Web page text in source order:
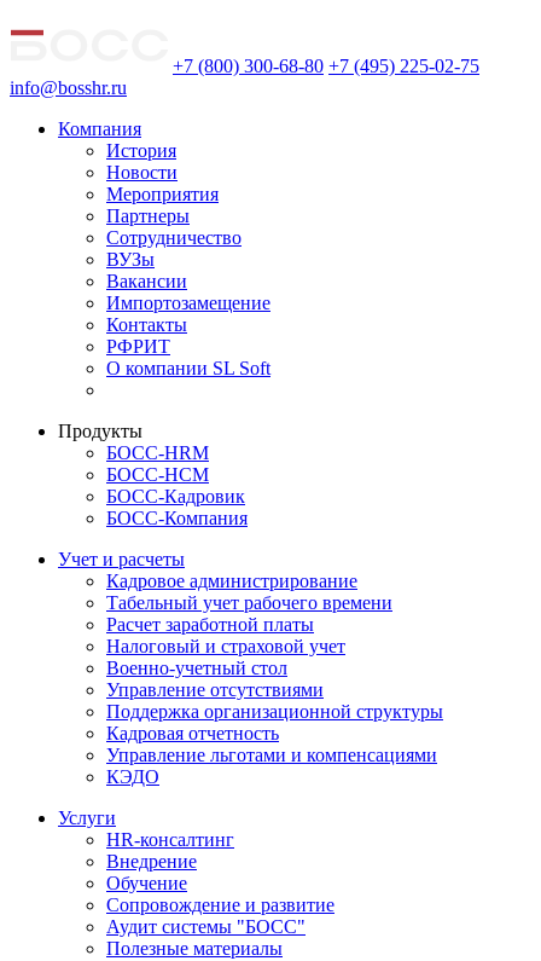
+7 (800) 300-68-80 +7 (495) 225-02-75
info@bosshr.ru
Компания
История
Новости
Мероприятия
Партнеры
Сотрудничество
ВУЗы
Вакансии
Импортозамещение
Контакты
РФРИТ
О компании SL Soft
Продукты
БОСС-HRM
БОСС-HCM
БОСС-Кадровик
БОСС-Компания
Учет и расчеты
Кадровое администрирование
Табельный учет рабочего времени
Расчет заработной платы
Налоговый и страховой учет
Военно-учетный стол
Управление отсутствиями
Поддержка организационной структуры
Кадровая отчетность
Управление льготами и компенсациями
КЭДО
Услуги
HR-консалтинг
Внедрение
Обучение
Сопровождение и развитие
Аудит системы "БОСС"
Полезные материалы